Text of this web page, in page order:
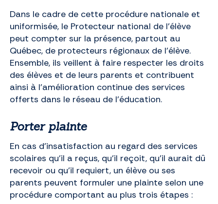
Dans le cadre de cette procédure nationale et
uniformisée, le Protecteur national de l’élève
peut compter sur la présence, partout au
Québec, de protecteurs régionaux de l’élève.
Ensemble, ils veillent à faire respecter les droits
des élèves et de leurs parents et contribuent
ainsi à l’amélioration continue des services
offerts dans le réseau de l’éducation.
Porter plainte
En cas d’insatisfaction au regard des services
scolaires qu’il a reçus, qu’il reçoit, qu’il aurait dû
recevoir ou qu’il requiert, un élève ou ses
parents peuvent formuler une plainte selon une
procédure comportant au plus trois étapes :